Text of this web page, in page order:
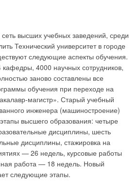
высших учебных заведений, среди
Технический университет в городе
следующие аспекты обучения.
4000 научных сотрудников,
заново составлены все
обучения при переходе на
магистр». Старый учебный
инженера (машиностроение)
высшего образования: четыре
дисциплины, шесть
дисциплины, стажировка на
— 26 недель, курсовые работы
работа — 18 недель. Новый
следующие этапы.